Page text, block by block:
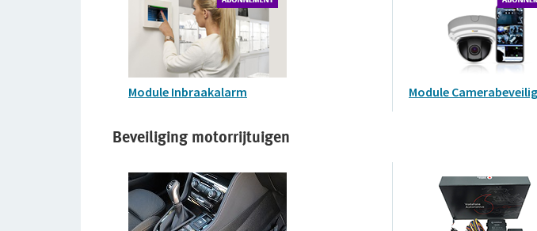
Module Inbraakalarm Module
Beveiliging motorrijtuigen